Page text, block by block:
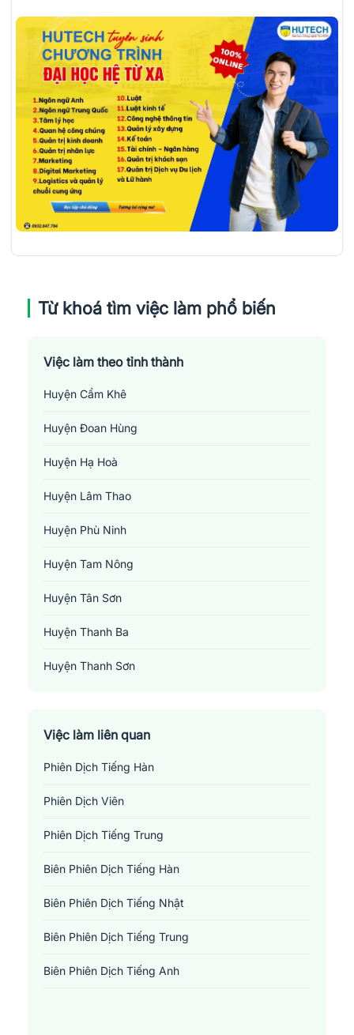
Từ khoá tìm việc làm phổ biến
Việc làm theo tỉnh thành
Huyện Cẩm Khê
Huyện Đoan Hùng
Huyện Hạ Hoà
Huyện Lâm Thao
Huyện Phù Ninh
Huyện Tam Nông
Huyện Tân Sơn
Huyện Thanh Ba
Huyện Thanh Sơn
Huyện Yên Lập
Thành Phố Việt Trì
Thị Xã Phú Thọ
Việc làm liên quan
Phiên Dịch Tiếng Hàn
Phiên Dịch Viên
Phiên Dịch Tiếng Trung
Biên Phiên Dịch Tiếng Hàn
Biên Phiên Dịch Tiếng Nhật
Biên Phiên Dịch Tiếng Trung
Biên Phiên Dịch Tiếng Anh